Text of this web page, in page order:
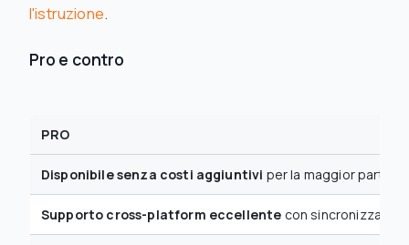
l'istruzione.
Pro e contro
PRO
Disponibile senza costi aggiuntivi per la maggior parte
Supporto cross-platform eccellente con